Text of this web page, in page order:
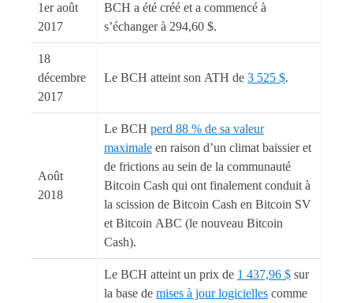
1er août
2017
BCH a été créé et a commencé à
s’échanger à 294,60 $.
18
décembre
2017
Le BCH atteint son ATH de 3 525 $.
Août
2018
Le BCH perd 88 % de sa valeur
maximale en raison d’un climat baissier et
de frictions au sein de la communauté
Bitcoin Cash qui ont finalement conduit à
la scission de Bitcoin Cash en Bitcoin SV
et Bitcoin ABC (le nouveau Bitcoin
Cash).
Le BCH atteint un prix de 1 437,96 $ sur
la base de mises à jour logicielles comme